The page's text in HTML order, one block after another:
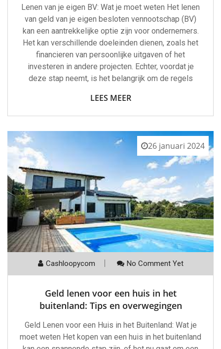
Lenen van je eigen BV: Wat je moet weten Het lenen
van geld van je eigen besloten vennootschap (BV)
kan een aantrekkelijke optie zijn voor ondernemers.
Het kan verschillende doeleinden dienen, zoals het
financieren van persoonlijke uitgaven of het
investeren in andere projecten. Echter, voordat je
deze stap neemt, is het belangrijk om de regels
LEES MEER
26 januari 2024
Cashloopycom No Comment Yet
Geld lenen voor een huis in het
buitenland: Tips en overwegingen
Geld Lenen voor een Huis in het Buitenland: Wat je
moet weten Het kopen van een huis in het buitenland